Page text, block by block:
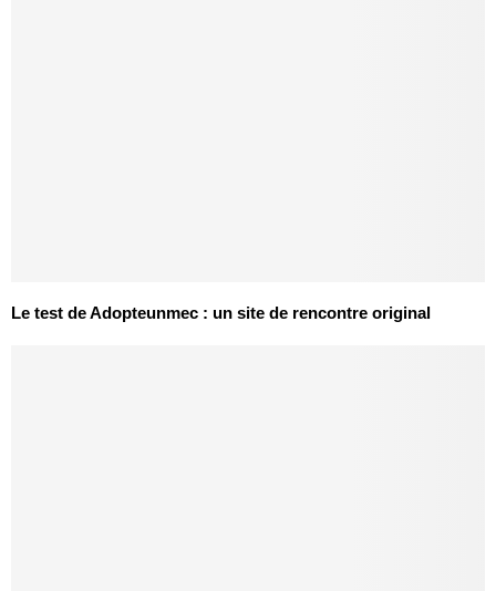
Le test de Adopteunmec : un site de rencontre original